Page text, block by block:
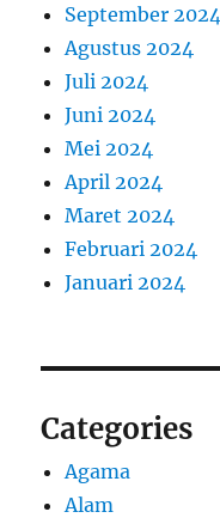
September 2024
Agustus 2024
Juli 2024
Juni 2024
Mei 2024
April 2024
Maret 2024
Februari 2024
Januari 2024
Categories
Agama
Alam